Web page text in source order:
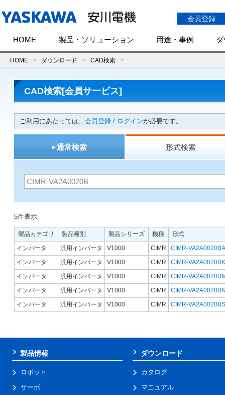
会員登録
HOME 製品・ソリューション 用途・事例
HOME ダウンロード CAD検索
CAD検索[会員サービス]
ご利用にあたっては、 会員登録 / ログインが必要です。
通常検索 形式検索
5件表示
製品カテゴリ 製品種別 製品シリーズ 機種
形式
インバータ
汎用インバータ V1000 CIMR
CIMR-
インバータ
汎用インバータ V1000 CIMR
CIMR-
インバータ
汎用インバータ V1000 CIMR
CIMR-
インバータ
汎用インバータ V1000 CIMR
CIMR-
インバータ
汎用インバータ V1000 CIMR CIMR-
製品情報
ロボット
サーボ
ダウンロード
カタログ
マニュアル